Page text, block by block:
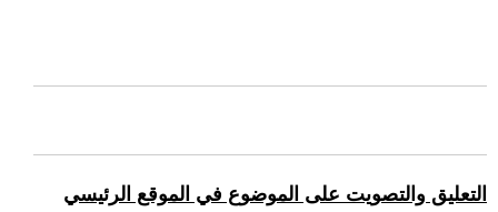
التعليق والتصويت على الموضوع في الموقع الرئيسي